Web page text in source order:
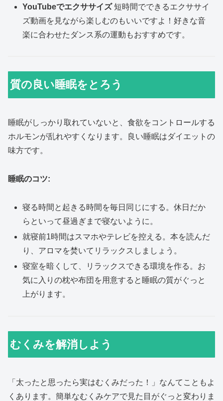
YouTubeでエクササイズ短時間でできるエクササイ
ズ動画を見ながら楽しむのもいいですよ！好きな音
楽に合わせたダンス系の運動もおすすめです。
質の良い睡眠をとろう
睡眠がしっかり取れていないと、食欲をコントロールする
ホルモンが乱れやすくなります。良い睡眠はダイエットの
味方です。
睡眠のコツ:
寝る時間と起きる時間を毎日同じにする。休日だか
らといって昼過ぎまで寝ないように。
就寝前1時間はスマホやテレビを控える。本を読んだ
り、アロマを焚いてリラックスしましょう。
寝室を暗くして、リラックスできる環境を作る。お
気に入りの枕や布団を用意すると睡眠の質がぐっと
上がります。
むくみを解消しよう
「太ったと思ったら実はむくみだった！」なんてこともよ
くあります。簡単なむくみケアで見た目がぐっと変わりま